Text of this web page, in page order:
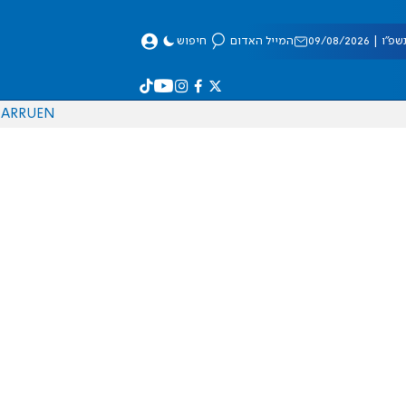
08/2026 המייל האדום חיפוש
EN
RU
AR